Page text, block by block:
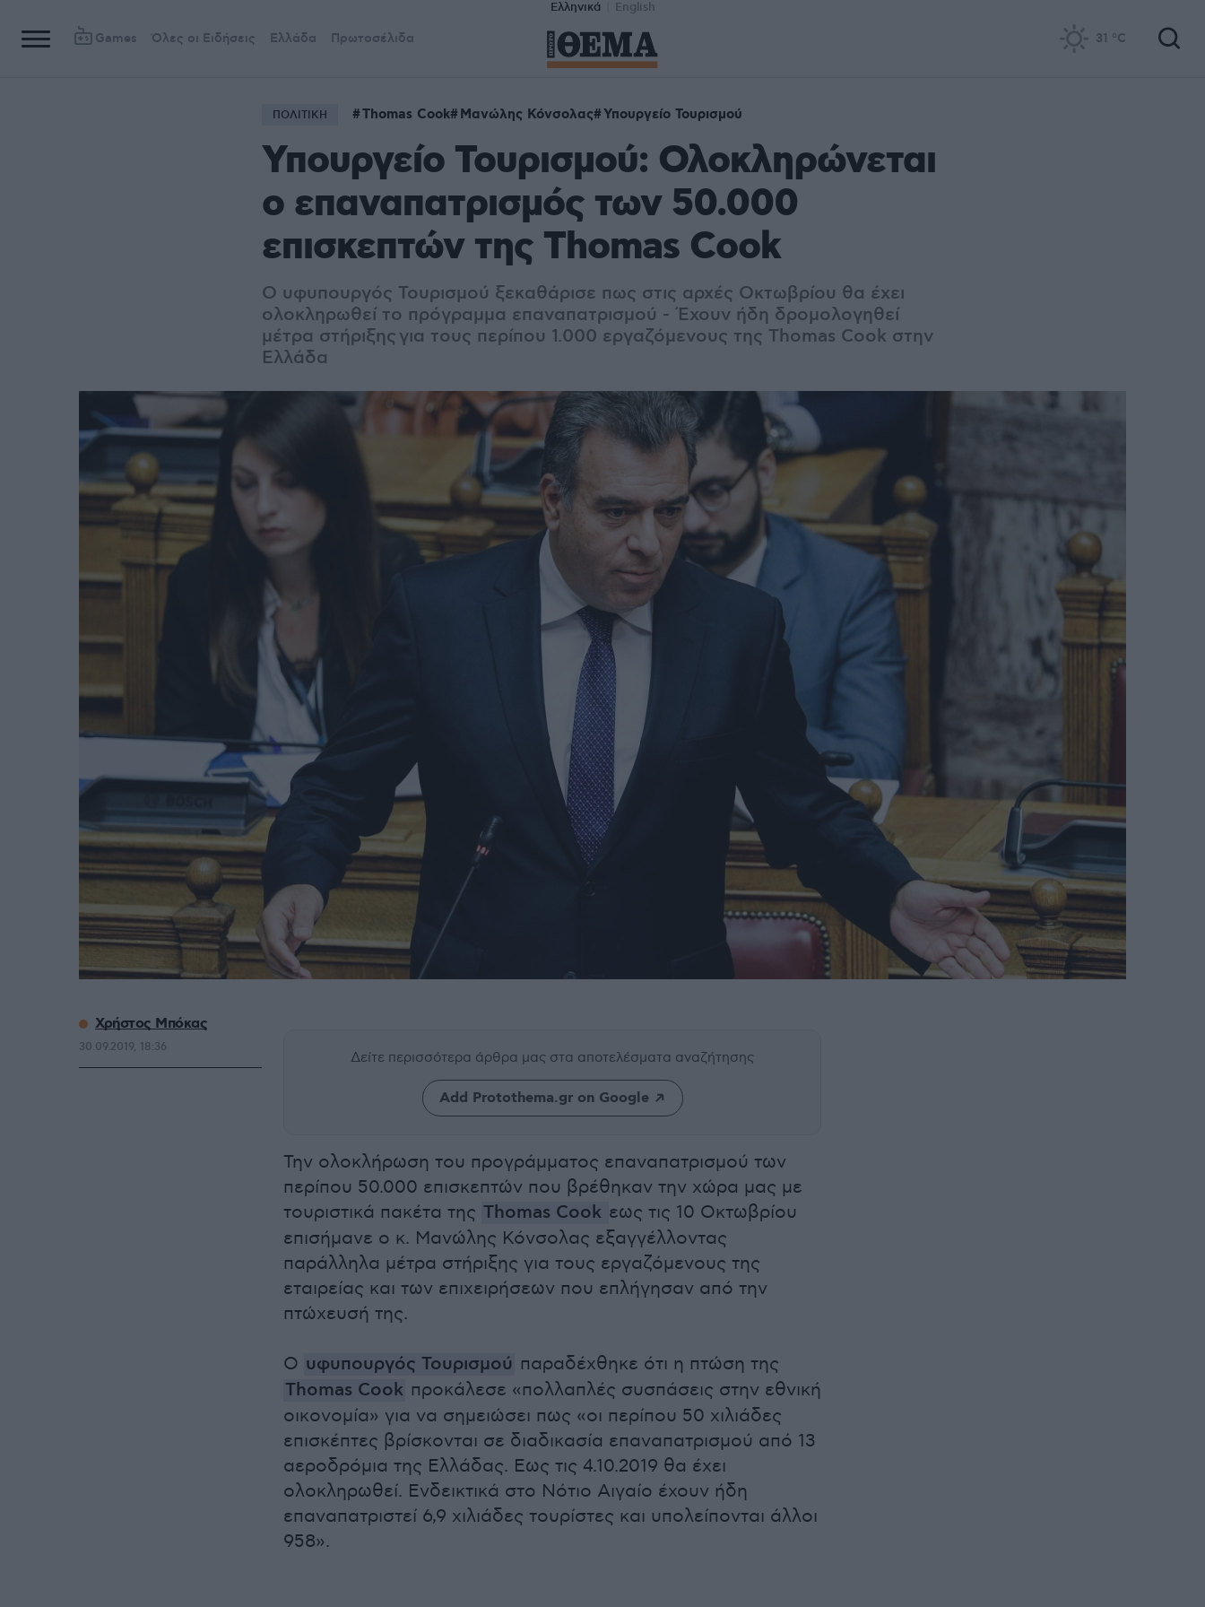
Ελληνικά English
Games Όλες οι Ειδήσεις Ελλάδα Πρωτοσέλιδα 31 °C
ΠΟΛΙΤΙΚΗ Thomas Cook Μανώλης Κόνσολας Υπουργείο Τουρισμού
Υπουργείο Τουρισμού: Ολοκληρώνεται
ο επαναπατρισμός των 50.000
επισκεπτών της Thomas Cook
Ο υφυπουργός Τουρισμού ξεκαθάρισε πως στις αρχές Οκτωβρίου θα έχει
ολοκληρωθεί το πρόγραμμα επαναπατρισμού - Έχουν ήδη δρομολογηθεί
μέτρα στήριξης για τους περίπου 1.000 εργαζόμενους της Thomas Cook στην
Ελλάδα
Δείτε περισσότερα άρθρα μας στα αποτελέσματα αναζήτησης
Add Protothema.gr on Google
Την ολοκλήρωση του προγράμματος επαναπατρισμού των
περίπου 50.000 επισκεπτών που βρέθηκαν την χώρα μας με
τουριστικά πακέτα της Thomas Cook εως τις 10 Οκτωβρίου
επισήμανε ο κ. Μανώλης Κόνσολας εξαγγέλλοντας
παράλληλα μέτρα στήριξης για τους εργαζόμενους της
εταιρείας και των επιχειρήσεων που επλήγησαν από την
πτώχευσή της.
Ο υφυπουργός Τουρισμού παραδέχθηκε ότι η πτώση της
Thomas Cook προκάλεσε «πολλαπλές συσπάσεις στην εθνική
οικονομία» για να σημειώσει πως «οι περίπου 50 χιλιάδες
επισκέπτες βρίσκονται σε διαδικασία επαναπατρισμού από 13
αεροδρόμια της Ελλάδας. Εως τις 4.10.2019 θα έχει
ολοκληρωθεί. Ενδεικτικά στο Νότιο Αιγαίο έχουν ήδη
επαναπατριστεί 6,9 χιλιάδες τουρίστες και υπολείπονται άλλοι
958».
Χρήστος Μπόκας
30.09.2019, 18:36